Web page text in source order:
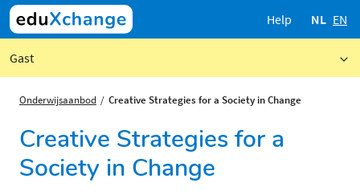
Help NL EN
Gast
Onderwijsaanbod Creative Strategies for a Society in Change
Creative Strategies for a
Society in Change